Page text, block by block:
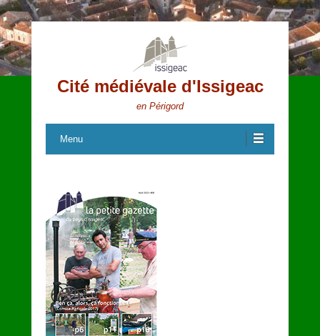
Cité médiévale d'Issigeac
en Périgord
Menu